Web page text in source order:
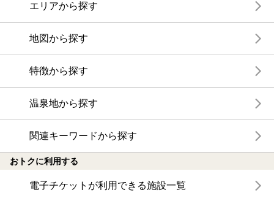
エリアから探す
地図から探す
特徴から探す
温泉地から探す
関連キーワードから探す
おトクに利用する
電子チケットが利用できる施設一覧